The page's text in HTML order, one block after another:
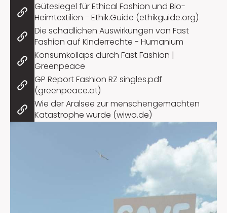
Gütesiegel für Ethical Fashion und Bio-
Heimtextilien - Ethik.Guide (ethikguide.org)
Die schädlichen Auswirkungen von Fast
Fashion auf Kinderrechte - Humanium
Konsumkollaps durch Fast Fashion |
Greenpeace
GP Report Fashion RZ singles.pdf
(greenpeace.at)
Wie der Aralsee zur menschengemachten
Katastrophe wurde (wiwo.de)